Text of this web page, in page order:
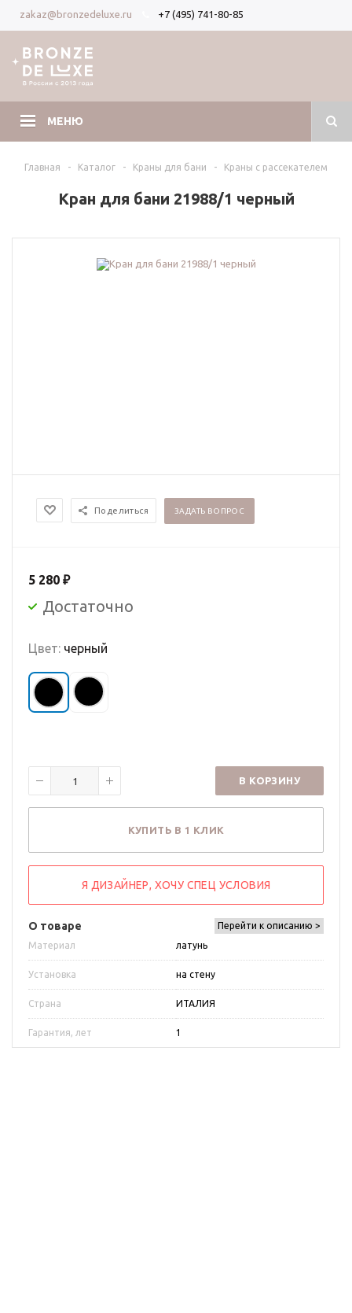
zakaz@bronzedeluxe.ru +7 (495) 741-80-85
МЕНЮ
Главная - Каталог - Краны для бани - Краны с рассекателем
Кран для бани 21988/1 черный
Поделиться ЗАДАТЬ ВОПРОС
Цвет: черный
5 280 ₽
Достаточно
О товаре
Перейти к описанию >
Материал
латунь
Установка на стену
Страна ИТАЛИЯ
Гарантия, лет 1
В КОРЗИНУ
КУПИТЬ В 1 КЛИК
Я ДИЗАЙНЕР, ХОЧУ СПЕЦ УСЛОВИЯ